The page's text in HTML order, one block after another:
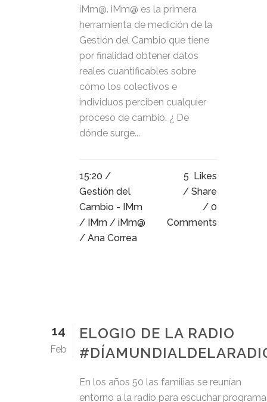
iMm@. iMm@ es la primera
herramienta de medición de la
Gestión del Cambio que tiene
por finalidad obtener datos
reales cuantificables sobre
cómo los colectivos e
individuos perciben cualquier
proceso de cambio. ¿ De
dónde surge...
15:20 /
Gestión del
Cambio - IMm
/ IMm / iMm@
/ Ana Correa
5 Likes
Share
0
Comments
14
Feb
ELOGIO DE LA RADIO
En los años 50 las familias se reunían
entorno a la radio para escuchar